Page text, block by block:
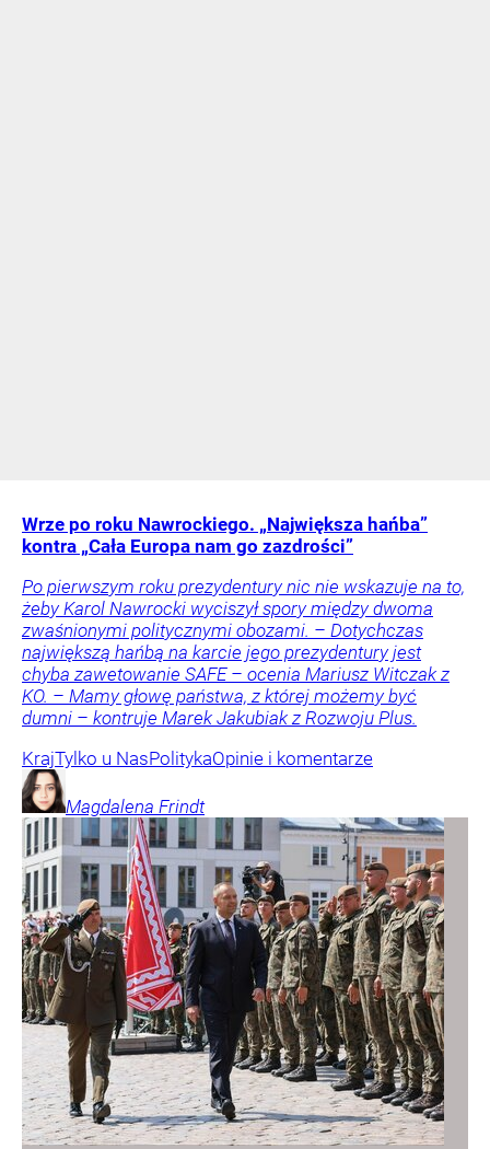
Wrze po roku Nawrockiego. „Największa hańba”
kontra „Cała Europa nam go zazdrości”
Po pierwszym roku prezydentury nic nie wskazuje na to,
żeby Karol Nawrocki wyciszył spory między dwoma
zwaśnionymi politycznymi obozami. – Dotychczas
największą hańbą na karcie jego prezydentury jest
chyba zawetowanie SAFE – ocenia Mariusz Witczak z
KO. – Mamy głowę państwa, z której możemy być
dumni – kontruje Marek Jakubiak z Rozwoju Plus.
KrajTylko u NasPolitykaOpinie i komentarze
Magdalena Frindt